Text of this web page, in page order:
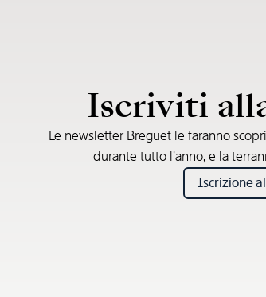
Iscriviti
Le newsletter Breguet le faranno
durante tutto l’anno, e la
Iscrizione